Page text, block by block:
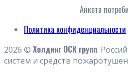
Анкета
Политика конфиденциальности
2026 © Холдинг ОСК групп.
систем и средств